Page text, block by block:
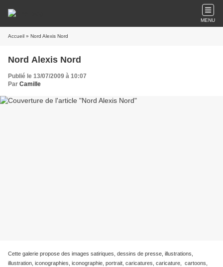
MENU
Accueil » Nord Alexis Nord
Nord Alexis Nord
Publié le 13/07/2009 à 10:07
Par Camille
Cette galerie propose des images satiriques, dessins de presse, illustrations,
illustration, iconographies, iconographie, portrait, caricatures, caricature, cartoons,